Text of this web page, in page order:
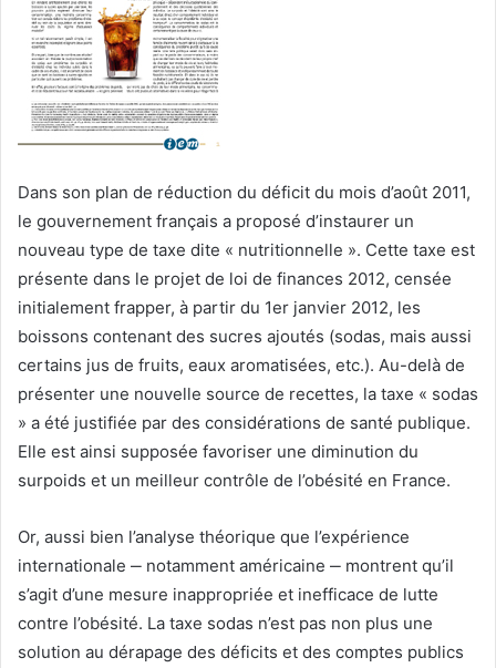
Dans son plan de réduction du déficit du mois d’août 2011,
le gouvernement français a proposé d’instaurer un
nouveau type de taxe dite « nutritionnelle ». Cette taxe est
présente dans le projet de loi de finances 2012, censée
initialement frapper, à partir du 1er janvier 2012, les
boissons contenant des sucres ajoutés (sodas, mais aussi
certains jus de fruits, eaux aromatisées, etc.). Au-delà de
présenter une nouvelle source de recettes, la taxe « sodas
» a été justifiée par des considérations de santé publique.
Elle est ainsi supposée favoriser une diminution du
surpoids et un meilleur contrôle de l’obésité en France.
Or, aussi bien l’analyse théorique que l’expérience
internationale ‒ notamment américaine ‒ montrent qu’il
s’agit d’une mesure inappropriée et inefficace de lutte
contre l’obésité. La taxe sodas n’est pas non plus une
solution au dérapage des déficits et des comptes publics